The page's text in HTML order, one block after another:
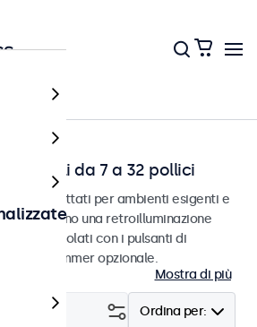
da 7 a 32 pollici
progettati per ambienti esigenti e
hanno una retroilluminazione
essere regolati con i pulsanti di
o il dimmer opzionale.
Mostra di più
Ordina per: